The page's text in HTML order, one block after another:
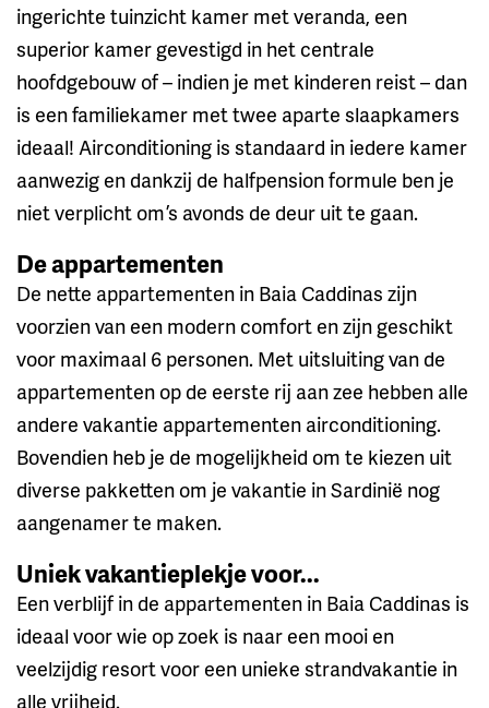
ingerichte tuinzicht kamer met veranda, een
superior kamer gevestigd in het centrale
hoofdgebouw of – indien je met kinderen reist – dan
is een familiekamer met twee aparte slaapkamers
ideaal! Airconditioning is standaard in iedere kamer
aanwezig en dankzij de halfpension formule ben je
niet verplicht om ’s avonds de deur uit te gaan.
De appartementen
De nette appartementen in Baia Caddinas zijn
voorzien van een modern comfort en zijn geschikt
voor maximaal 6 personen. Met uitsluiting van de
appartementen op de eerste rij aan zee hebben alle
andere vakantie appartementen airconditioning.
Bovendien heb je de mogelijkheid om te kiezen uit
diverse pakketten om je vakantie in Sardinië nog
aangenamer te maken.
Uniek vakantieplekje voor...
Een verblijf in de appartementen in Baia Caddinas is
ideaal voor wie op zoek is naar een mooi en
veelzijdig resort voor een unieke strandvakantie in
alle vrijheid.